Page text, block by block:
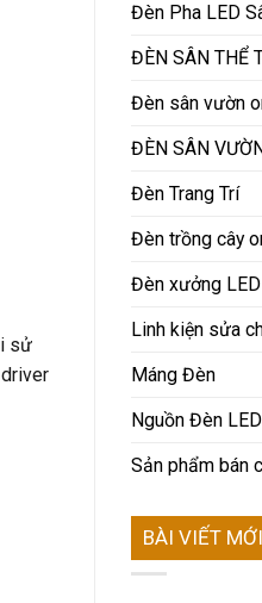
sử
Đèn Pha LED
ĐÈN SÂN THỂ
Đèn sân vườn
ĐÈN SÂN
Đèn Trang Trí
Đèn trồng cây
Đèn xưởng
Linh kiện sửa
Máng Đèn
Nguồn Đèn LED
Sản phẩm bán
BÀI VIẾT MỚI